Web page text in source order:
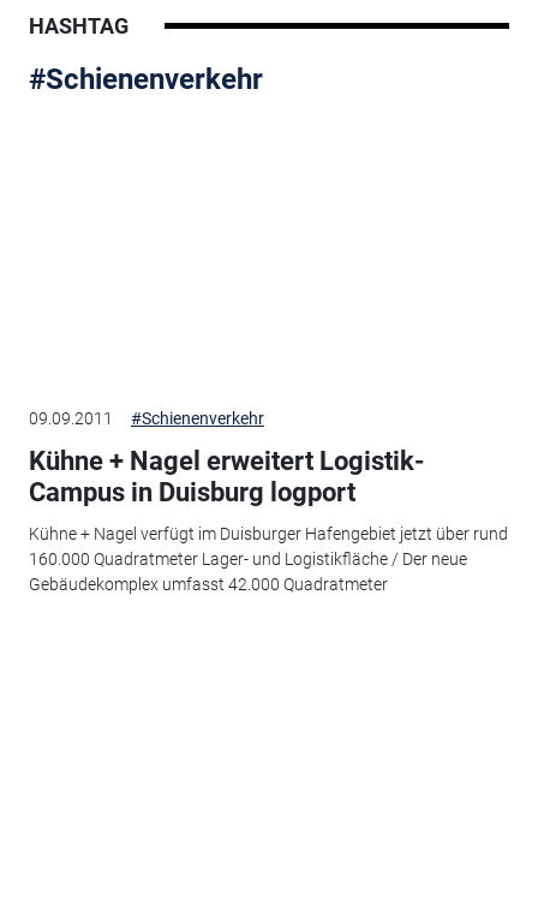
HASHTAG
#Schienenverkehr
09.09.2011 #Schienenverkehr
Kühne + Nagel erweitert Logistik-
Campus in Duisburg logport
Kühne + Nagel verfügt im Duisburger Hafengebiet jetzt über rund
160.000 Quadratmeter Lager- und Logistikfläche / Der neue
Gebäudekomplex umfasst 42.000 Quadratmeter